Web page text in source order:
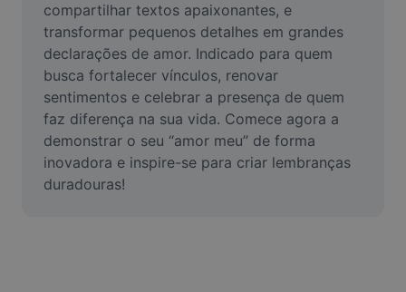
Editor de Video
Cortar Vídeo
Adicionar Legendas ao Vídeo
Converter Video
compartilhar textos apaixonantes, e
transformar pequenos detalhes em grandes
declarações de amor. Indicado para quem
busca fortalecer vínculos, renovar
sentimentos e celebrar a presença de quem
faz diferença na sua vida. Comece agora a
demonstrar o seu “amor meu” de forma
inovadora e inspire-se para criar lembranças
duradouras!